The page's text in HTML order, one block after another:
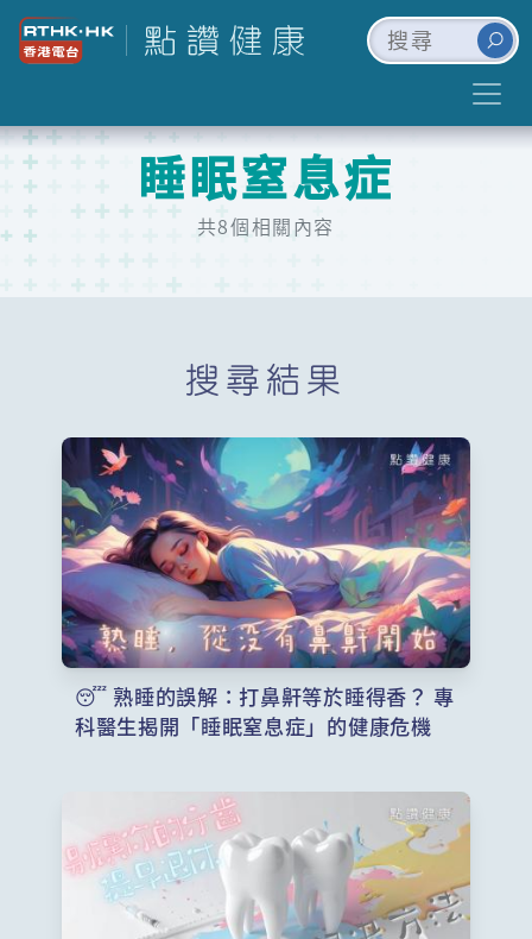
睡眠窒息症
共8個相關內容
搜尋結果
😴 熟睡的誤解：打鼻鼾等於睡得香？ 專
科醫生揭開「睡眠窒息症」的健康危機